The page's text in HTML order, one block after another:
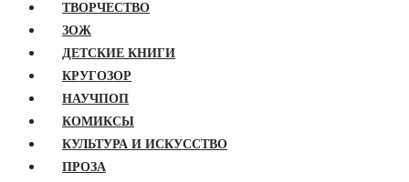
ТВОРЧЕСТВО
ЗОЖ
ДЕТСКИЕ КНИГИ
КРУГОЗОР
НАУЧПОП
КОМИКСЫ
КУЛЬТУРА И ИСКУССТВО
ПРОЗА